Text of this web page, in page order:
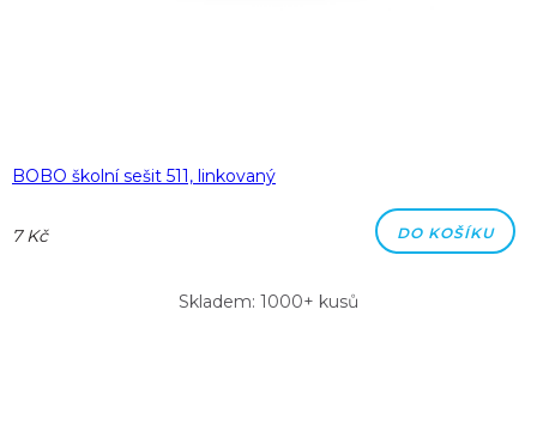
BOBO školní sešit 511, linkovaný
7 Kč DO KOŠÍKU
Skladem: 1000+ kusů